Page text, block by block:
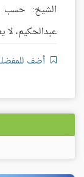
الشيخ: حسب
عبدالحكيم،
أضف